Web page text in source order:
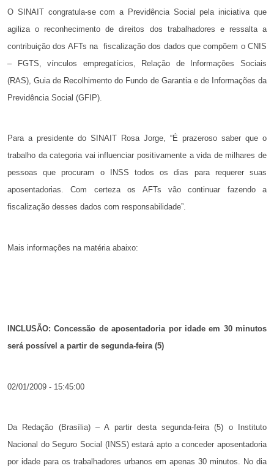
O SINAIT congratula-se com a Previdência Social pela iniciativa que
agiliza o reconhecimento de direitos dos trabalhadores e ressalta a
contribuição dos AFTs na fiscalização dos dados que compõem o CNIS
– FGTS, vínculos empregatícios, Relação de Informações Sociais
(RAS), Guia de Recolhimento do Fundo de Garantia e de Informações da
Previdência Social (GFIP).
Para a presidente do SINAIT Rosa Jorge, “É prazeroso saber que o
trabalho da categoria vai influenciar positivamente a vida de milhares de
pessoas que procuram o INSS todos os dias para requerer suas
aposentadorias. Com certeza os AFTs vão continuar fazendo a
fiscalização desses dados com responsabilidade”.
Mais informações na matéria abaixo:
INCLUSÃO: Concessão de aposentadoria por idade em 30 minutos
será possível a partir de segunda-feira (5)
02/01/2009 - 15:45:00
Da Redação (Brasília) – A partir desta segunda-feira (5) o Instituto
Nacional do Seguro Social (INSS) estará apto a conceder aposentadoria
por idade para os trabalhadores urbanos em apenas 30 minutos. No dia